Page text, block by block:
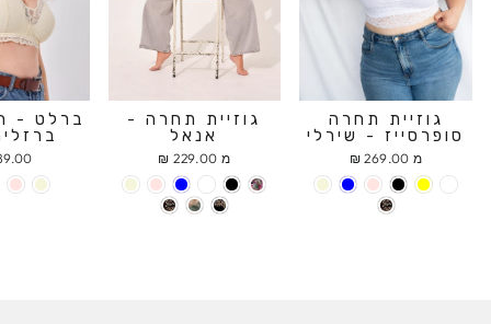
גוזיית תחרה
סופרסייז - שירלי
מ 269.00 ₪
גוזיית תחרה -
אנאל
מ 229.00 ₪
ברלט -
₪